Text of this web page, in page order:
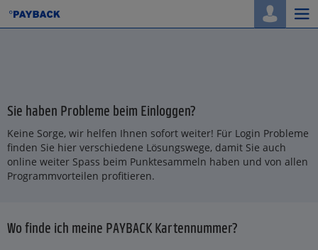
Sie haben Probleme beim Einloggen?
Keine Sorge, wir helfen Ihnen sofort weiter! Für Login Probleme
finden Sie hier verschiedene Lösungswege, damit Sie auch
online weiter Spass beim Punktesammeln haben und von allen
Programmvorteilen profitieren.
Wo finde ich meine PAYBACK Kartennummer?